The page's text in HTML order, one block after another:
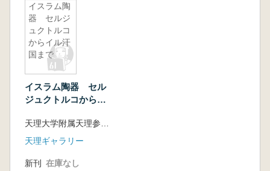
イスラム陶
器 セルジ
ュクトルコ
からイル汗
国まで
イスラム陶器 セル
ジュクトルコからイ
天理ギャラリー
新刊 在庫なし